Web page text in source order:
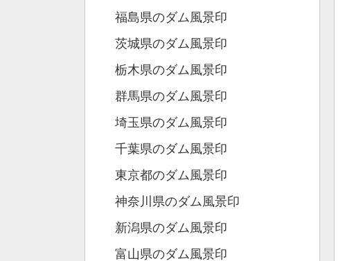
福島県のダム風景印
茨城県のダム風景印
栃木県のダム風景印
群馬県のダム風景印
埼玉県のダム風景印
千葉県のダム風景印
東京都のダム風景印
神奈川県のダム風景印
新潟県のダム風景印
富山県のダム風景印